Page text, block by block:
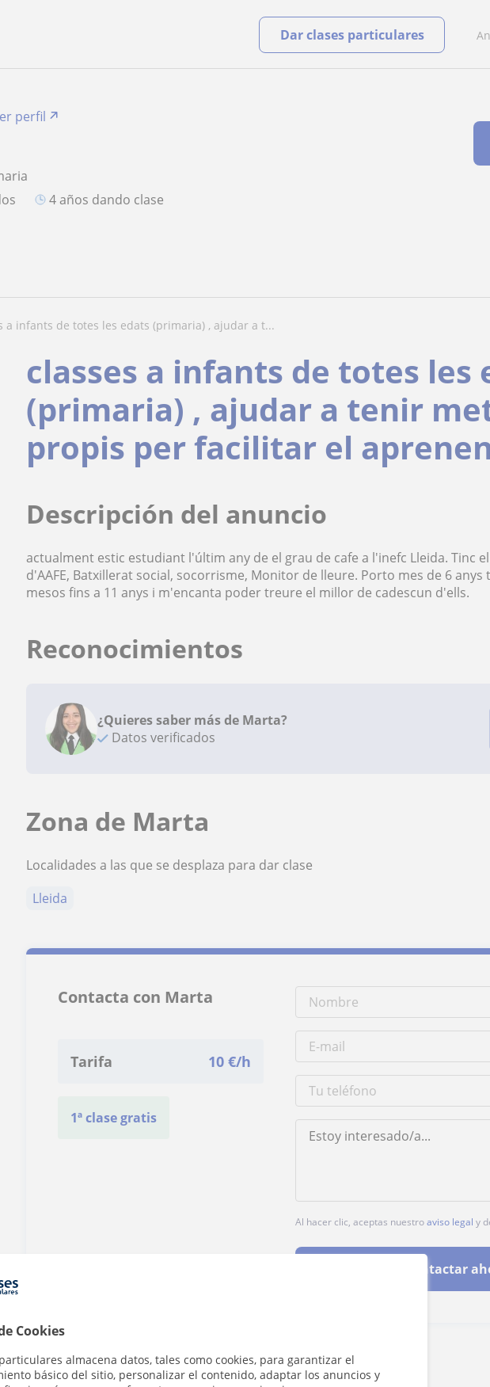
Cookies
almacena datos, tales como cookies, para garantizar el
básico del sitio, personalizar el contenido, adaptar los anuncios y
Dar clases particulares
perfil
4 años dando clase
a infants de totes les edats (primaria) , ajudar a t...
classes a infants de totes les
(primaria) , ajudar a tenir
propis per facilitar el
Descripción del anuncio
actualment estic estudiant l'últim any de el grau de cafe a l'inefc Lleida. Tinc
d'AAFE, Batxillerat social, socorrisme, Monitor de lleure. Porto mes de 6
mesos fins a 11 anys i m'encanta poder treure el millor de cadescun d'ells.
Reconocimientos
¿Quieres saber más de Marta?
Datos verificados
Zona de Marta
Localidades a las que se desplaza para dar clase
Lleida
Contacta con Marta
Tarifa 10 €/h
1ª clase gratis
Al hacer clic, aceptas nuestroaviso legal y
Contactar